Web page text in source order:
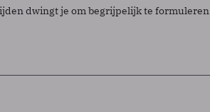
dwingt je om begrijpelijk te formuleren